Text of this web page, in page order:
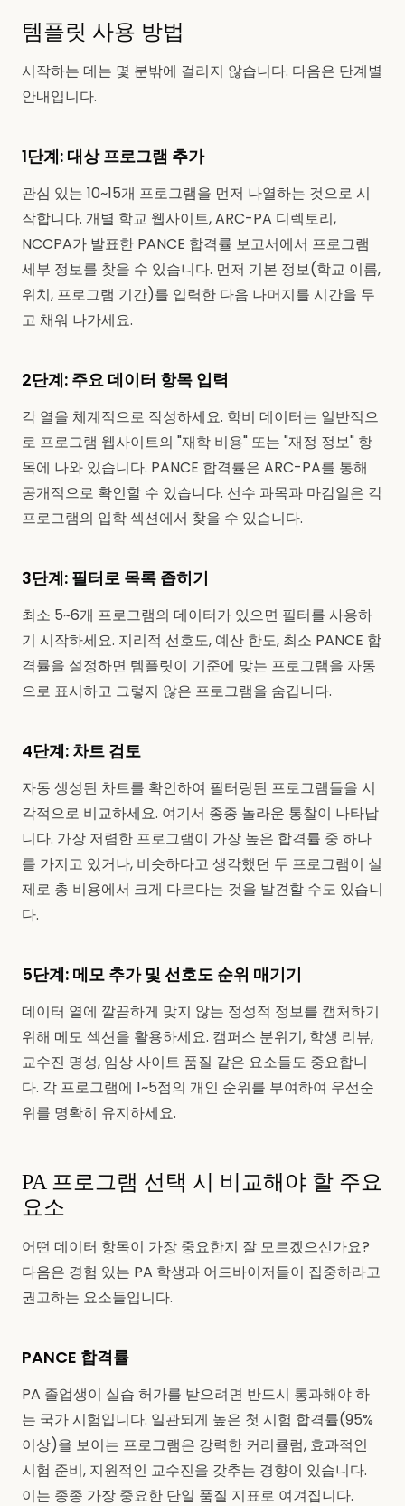
템플릿 사용 방법
시작하는 데는 몇 분밖에 걸리지 않습니다. 다음은 단계별
안내입니다.
1단계: 대상 프로그램 추가
관심 있는 10~15개 프로그램을 먼저 나열하는 것으로 시
작합니다. 개별 학교 웹사이트, ARC-PA 디렉토리,
NCCPA가 발표한 PANCE 합격률 보고서에서 프로그램
세부 정보를 찾을 수 있습니다. 먼저 기본 정보(학교 이름,
위치, 프로그램 기간)를 입력한 다음 나머지를 시간을 두
고 채워 나가세요.
2단계: 주요 데이터 항목 입력
각 열을 체계적으로 작성하세요. 학비 데이터는 일반적으
로 프로그램 웹사이트의 "재학 비용" 또는 "재정 정보" 항
목에 나와 있습니다. PANCE 합격률은 ARC-PA를 통해
공개적으로 확인할 수 있습니다. 선수 과목과 마감일은 각
프로그램의 입학 섹션에서 찾을 수 있습니다.
3단계: 필터로 목록 좁히기
최소 5~6개 프로그램의 데이터가 있으면 필터를 사용하
기 시작하세요. 지리적 선호도, 예산 한도, 최소 PANCE 합
격률을 설정하면 템플릿이 기준에 맞는 프로그램을 자동
으로 표시하고 그렇지 않은 프로그램을 숨깁니다.
4단계: 차트 검토
자동 생성된 차트를 확인하여 필터링된 프로그램들을 시
각적으로 비교하세요. 여기서 종종 놀라운 통찰이 나타납
니다. 가장 저렴한 프로그램이 가장 높은 합격률 중 하나
를 가지고 있거나, 비슷하다고 생각했던 두 프로그램이 실
제로 총 비용에서 크게 다르다는 것을 발견할 수도 있습니
다.
5단계: 메모 추가 및 선호도 순위 매기기
데이터 열에 깔끔하게 맞지 않는 정성적 정보를 캡처하기
위해 메모 섹션을 활용하세요. 캠퍼스 분위기, 학생 리뷰,
교수진 명성, 임상 사이트 품질 같은 요소들도 중요합니
다. 각 프로그램에 1~5점의 개인 순위를 부여하여 우선순
위를 명확히 유지하세요.
PA 프로그램 선택 시 비교해야 할 주요
요소
어떤 데이터 항목이 가장 중요한지 잘 모르겠으신가요?
다음은 경험 있는 PA 학생과 어드바이저들이 집중하라고
권고하는 요소들입니다.
PANCE 합격률
PA 졸업생이 실습 허가를 받으려면 반드시 통과해야 하
는 국가 시험입니다. 일관되게 높은 첫 시험 합격률(95%
이상)을 보이는 프로그램은 강력한 커리큘럼, 효과적인
시험 준비, 지원적인 교수진을 갖추는 경향이 있습니다.
이는 종종 가장 중요한 단일 품질 지표로 여겨집니다.